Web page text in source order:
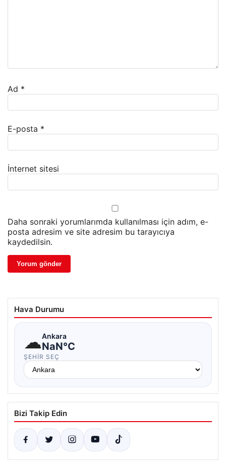
Ad *
E-posta *
İnternet sitesi
Daha sonraki yorumlarımda kullanılması için adım, e-
posta adresim ve site adresim bu tarayıcıya
kaydedilsin.
Hava Durumu
☁Ankara
NaN°C
ŞEHIR SEÇ
Bizi Takip Edin